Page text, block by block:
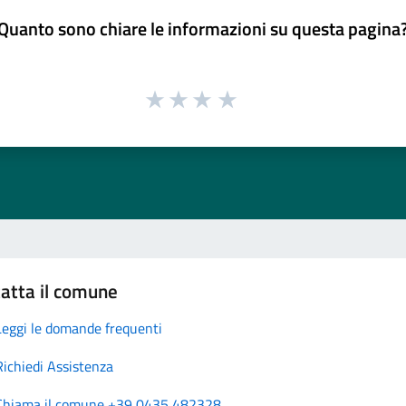
sono chiare le informazioni su questa
il comune
le domande frequenti
Assistenza